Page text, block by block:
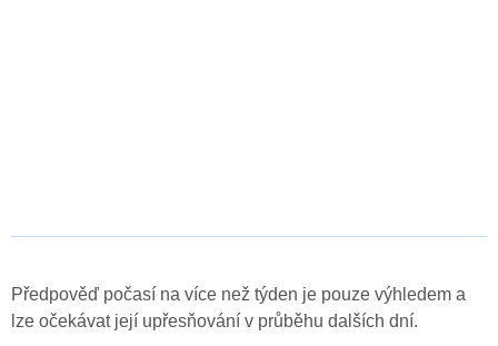
Předpověď počasí na více než týden je pouze výhledem a
lze očekávat její upřesňování v průběhu dalších dní.